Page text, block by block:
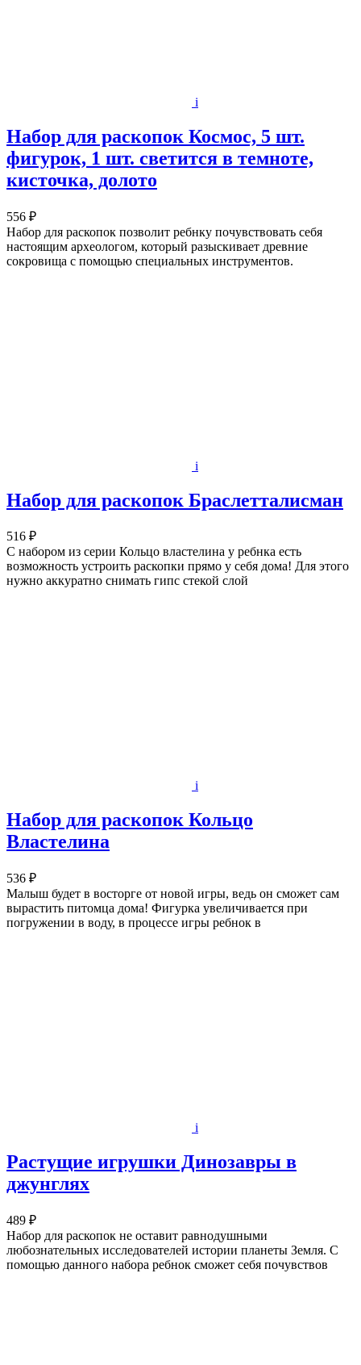
i
Набор для раскопок Космос, 5 шт.
фигурок, 1 шт. светится в темноте,
кисточка, долото
556 ₽
Набор для раскопок позволит ребнку почувствовать себя
настоящим археологом, который разыскивает древние
сокровища с помощью специальных инструментов.
i
Набор для раскопок Браслетталисман
516 ₽
С набором из серии Кольцо властелина у ребнка есть
возможность устроить раскопки прямо у себя дома! Для этого
нужно аккуратно снимать гипс стекой слой
i
Набор для раскопок Кольцо
Властелина
536 ₽
Малыш будет в восторге от новой игры, ведь он сможет сам
вырастить питомца дома! Фигурка увеличивается при
погружении в воду, в процессе игры ребнок в
i
Растущие игрушки Динозавры в
джунглях
489 ₽
Набор для раскопок не оставит равнодушными
любознательных исследователей истории планеты Земля. С
помощью данного набора ребнок сможет себя почувствов